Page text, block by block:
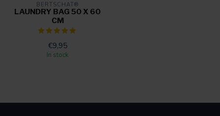
BERTSCHAT®
LAUNDRY BAG 50 X 60
CM
€9,95
In stock